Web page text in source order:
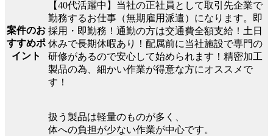
案件のお
すすめポ
イント
【40代活躍中】当社の正社員として取引先企業で
勤務するお仕事（無期雇用派遣）になります。即
採用・即勤務！通勤の方は交通費全額支給！土日
休みで長期休暇あり！配属前に当社施設で専門の
研修があるので安心して始められます！精密加工
製品の為、細かい作業が得意な方にオススメで
す！
扱う製品は軽量のものが多く、
体への負担が少ない作業が中心です。